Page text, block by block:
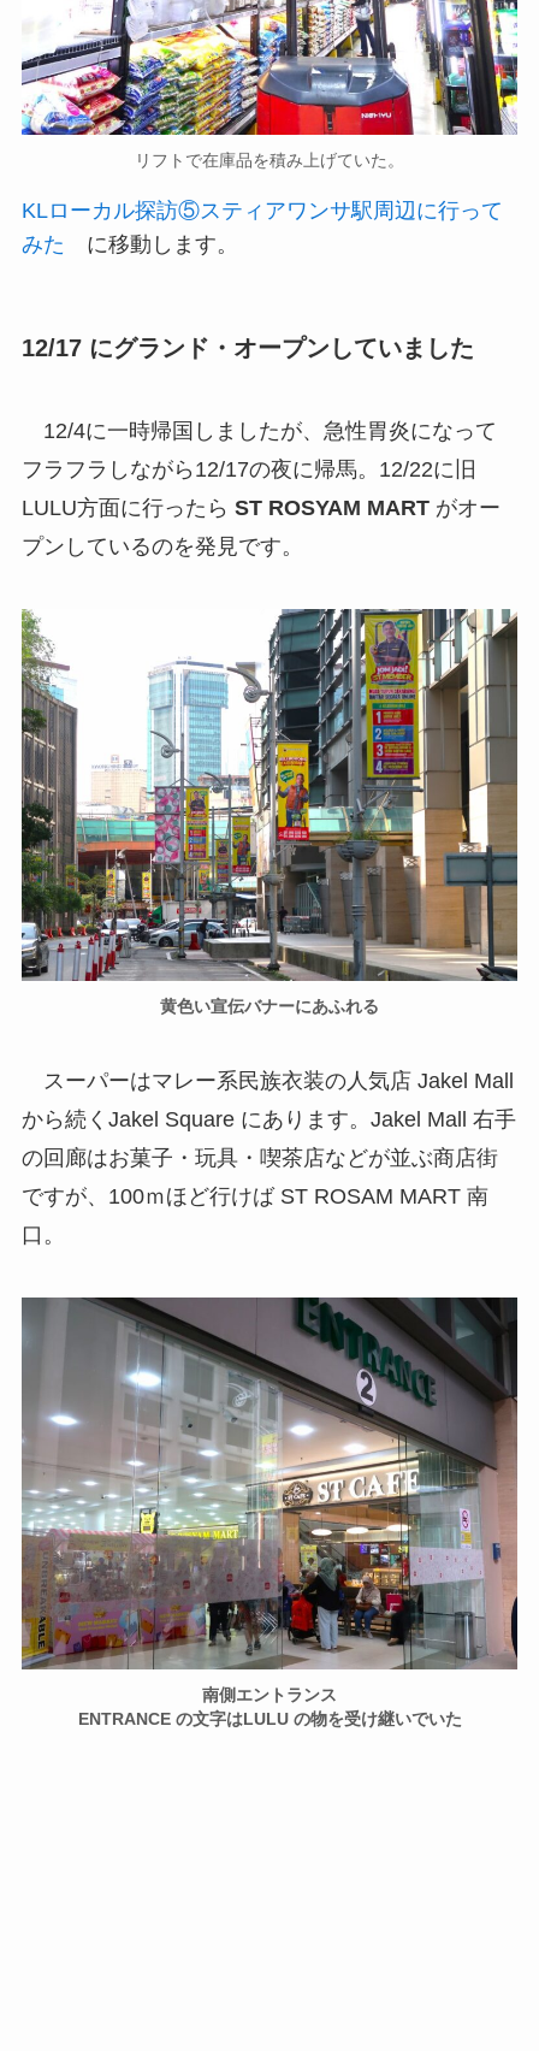
リフトで在庫品を積み上げていた。
KLローカル探訪⑤スティアワンサ駅周辺に行って
みた に移動します。
12/17 にグランド・オープンしていました
12/4に一時帰国しましたが、急性胃炎になって
フラフラしながら12/17の夜に帰馬。12/22に旧
LULU方面に行ったら ST ROSYAM MARTがオー
プンしているのを発見です。
黄色い宣伝バナーにあふれる
スーパーはマレー系民族衣装の人気店 Jakel Mall
から続くJakel Square にあります。Jakel Mall 右手
の回廊はお菓子・玩具・喫茶店などが並ぶ商店街
ですが、100ｍほど行けば ST ROSAM MART 南
口。
南側エントランス
ENTRANCE の文字はLULU の物を受け継いでいた